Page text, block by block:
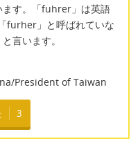
す。「fuhrer」は英語
furher」と呼ばれていな
言います。
President of Taiwan
3